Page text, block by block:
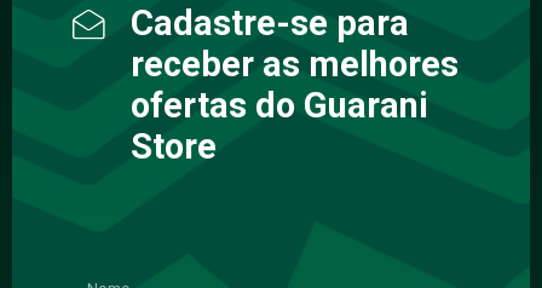
Cadastre-se para
receber as melhores
ofertas do Guarani
Store